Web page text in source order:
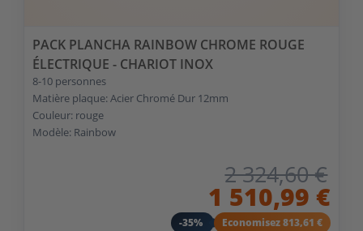
PACK PLANCHA RAINBOW CHROME ROUGE
ÉLECTRIQUE - CHARIOT INOX
8-10 personnes
Matière plaque: Acier Chromé Dur 12mm
Couleur: rouge
Modèle: Rainbow
2 324,60 €
1 510,99 €
-35% Economisez 813,61 €